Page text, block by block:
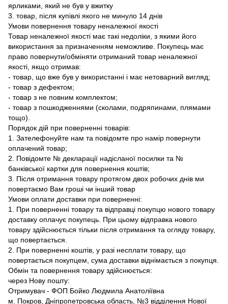
ярликами, який не був у вжитку
3. товар, після купівлі якого не минуло 14 днів
Умови повернення товару неналежної якості
Товар неналежної якості має такі недоліки, з якими його
використання за призначенням неможливе. Покупець має
право повернути/обміняти отриманий товар неналежної
якості, якщо отримав:
- товар, що вже був у використанні і має нетоварний вигляд;
- товар з дефектом;
- товар з не повним комплектом;
- товар з пошкодженнями (сколами, подряпинами, плямами
тощо).
Порядок дій при поверненні товарів:
1. Зателефонуйте нам та повідомте про намір повернути
оплачений товар;
2. Повідомте № декларації надісланої посилки та №
банківської картки для повернення коштів;
3. Після отримання товару протягом двох робочих днів ми
повертаємо Вам гроші чи інший товар
Умови оплати доставки при поверненні:
1. При поверненні товару та відправці покупцю нового товару
доставку оплачує покупець. При цьому відправка нового
товару здійснюється тільки після отримання та огляду товару,
що повертається.
2. При поверненні коштів, у разі несплати товару, що
повертається покупцем, сума доставки віднімається з покупця.
Обмін та повернення товару здійснюється:
через Нову пошту:
Отримувач - ФОП Бойко Людмила Анатоліївна
м. Покров, Дніпропетровська область, №3 відділення Нової